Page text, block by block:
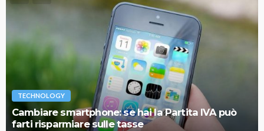
TECHNOLOGY
Cambiare smartphone: se hai la Partita IVA può
farti risparmiare sulle tasse